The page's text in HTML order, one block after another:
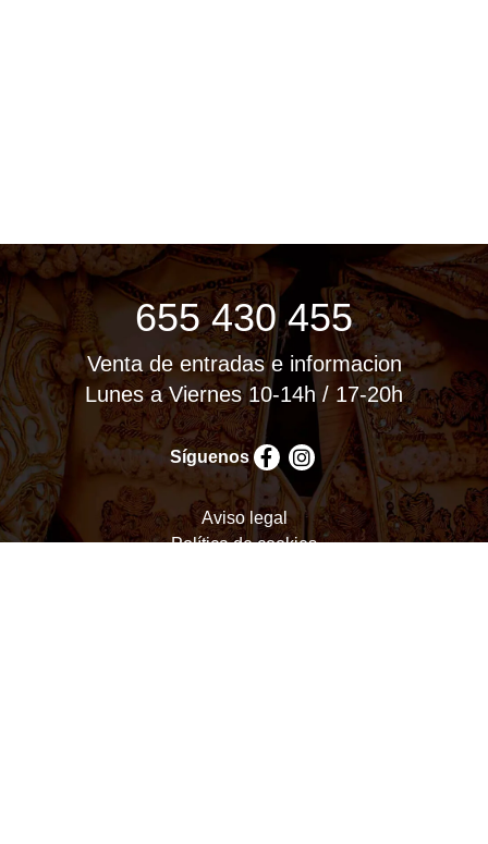
655 430 455
Venta de entradas e informacion
Lunes a Viernes 10-14h / 17-20h
Síguenos
Aviso legal
Política de cookies